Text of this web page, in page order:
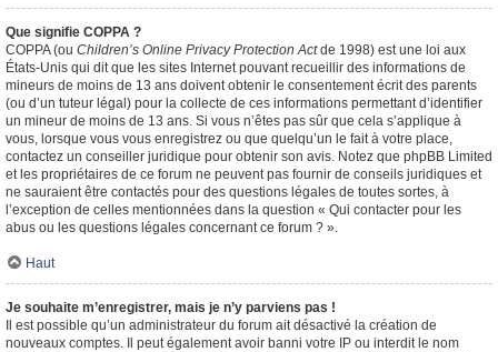
Que signifie COPPA ?
COPPA (ou Children’s Online Privacy Protection Actde 1998) est une loi aux
États-Unis qui dit que les sites Internet pouvant recueillir des informations de
mineurs de moins de 13 ans doivent obtenir le consentement écrit des parents
(ou d’un tuteur légal) pour la collecte de ces informations permettant d’identifier
un mineur de moins de 13 ans. Si vous n’êtes pas sûr que cela s’applique à
vous, lorsque vous vous enregistrez ou que quelqu’un le fait à votre place,
contactez un conseiller juridique pour obtenir son avis. Notez que phpBB Limited
et les propriétaires de ce forum ne peuvent pas fournir de conseils juridiques et
ne sauraient être contactés pour des questions légales de toutes sortes, à
l’exception de celles mentionnées dans la question « Qui contacter pour les
abus ou les questions légales concernant ce forum ? ».
Haut
Je souhaite m’enregistrer, mais je n’y parviens pas !
Il est possible qu’un administrateur du forum ait désactivé la création de
nouveaux comptes. Il peut également avoir banni votre IP ou interdit le nom